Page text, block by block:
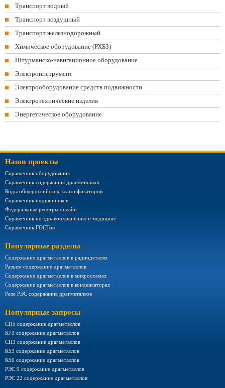
Транспорт водный
Транспорт воздушный
Транспорт железнодорожный
Химическое оборудование (РХБЗ)
Штурманско-навигационное оборудование
Электроинструмент
Электрооборудование средств подвижности
Электротехнические изделия
Энергетическое оборудование
Наши проекты
Справочник оборудования
Справочник содержания драгметаллов
Коды общероссийских классификаторов
Справочник подшипников
Федеральные реестры онлайн
Справочник по здравоохранению и медицине
Справочник ГОСТов
Популярные разделы
Содержание драгметаллов в радиодеталях
Разъем содержание драгметаллов
Содержание драгметаллов в микросхемах
Содержание драгметаллов в конденсаторах
Реле РЭС содержание драгметаллов
Популярные запросы
СП5 содержание драгметаллов
К73 содержание драгметаллов
СП3 содержание драгметаллов
К53 содержание драгметаллов
К50 содержание драгметаллов
РЭС 9 содержание драгметаллов
РЭС 22 содержание драгметаллов